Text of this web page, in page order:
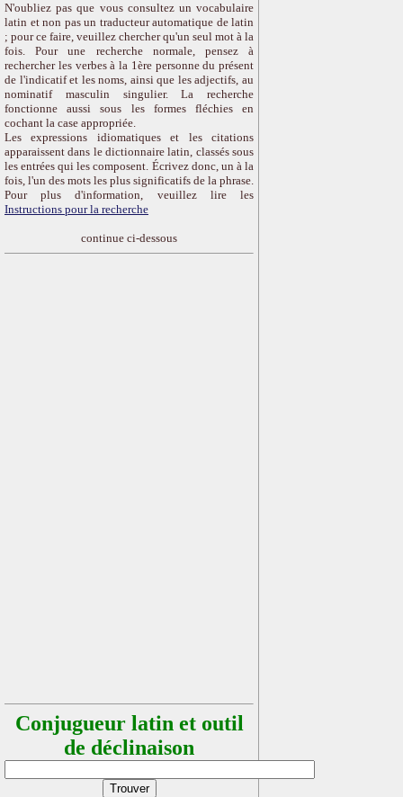
N'oubliez pas que vous consultez un vocabulaire
latin et non pas un traducteur automatique de latin
; pour ce faire, veuillez chercher qu'un seul mot à la
fois. Pour une recherche normale, pensez à
rechercher les verbes à la 1ère personne du présent
de l'indicatif et les noms, ainsi que les adjectifs, au
nominatif masculin singulier. La recherche
fonctionne aussi sous les formes fléchies en
cochant la case appropriée.
Les expressions idiomatiques et les citations
apparaissent dans le dictionnaire latin, classés sous
les entrées qui les composent. Écrivez donc, un à la
fois, l'un des mots les plus significatifs de la phrase.
Pour plus d'information, veuillez lire les
Instructions pour la recherche
continue ci-dessous
Conjugueur latin et outil
de déclinaison